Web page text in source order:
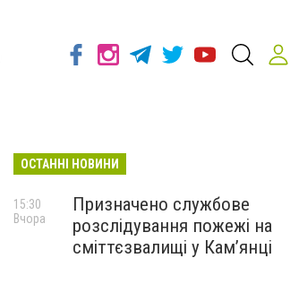
ОСТАННІ НОВИНИ
Призначено службове
розслідування пожежі на
сміттєзвалищі у Кам’янці
15:30
Вчора